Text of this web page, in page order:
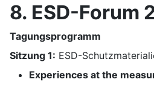
8. ESD-Forum
Tagungsprogramm
Sitzung 1: ESD-
Experiences at the